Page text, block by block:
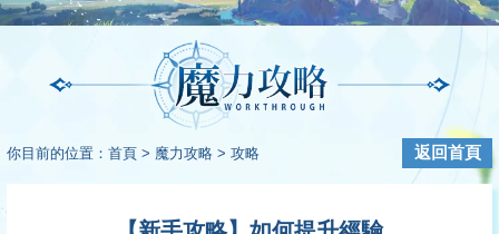
你目前的位置： 首頁 > 魔力攻略 > 攻略 返回首頁